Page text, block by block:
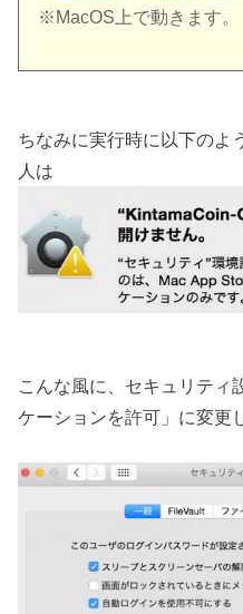
※MacOS上で動きます。
ちなみに実行時に以下のよ
人は
こんな風に、セキュリティ
ケーションを許可」に変更